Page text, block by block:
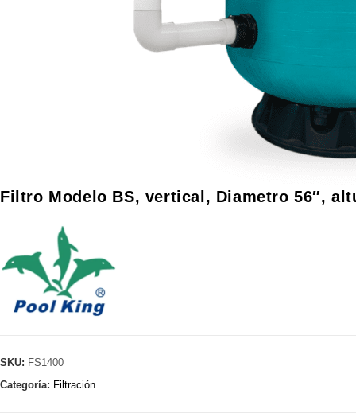
Filtro Modelo BS, vertical, Diametro 56″,
SKU: FS1400
Categoría: Filtración